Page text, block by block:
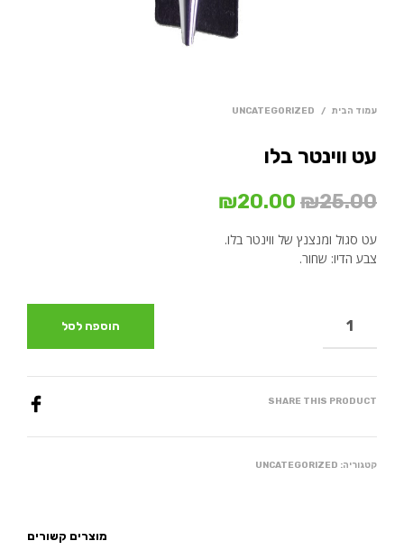
עמוד הבית /
UNCATEGORIZED
עט ווינטר בלו
₪25.00
המחיר
המקורי
₪20.00
עט סגול ומנצנץ של ווינטר בלו.
צבע הדיו: שחור.
הוספה לסל
SHARE THIS PRODUCT
קטגוריה: UNCATEGORIZED
מוצרים קשורים